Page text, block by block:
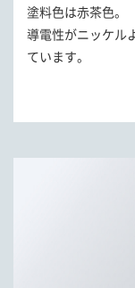
塗料色は赤茶色。
導電性がニッケル
ています。